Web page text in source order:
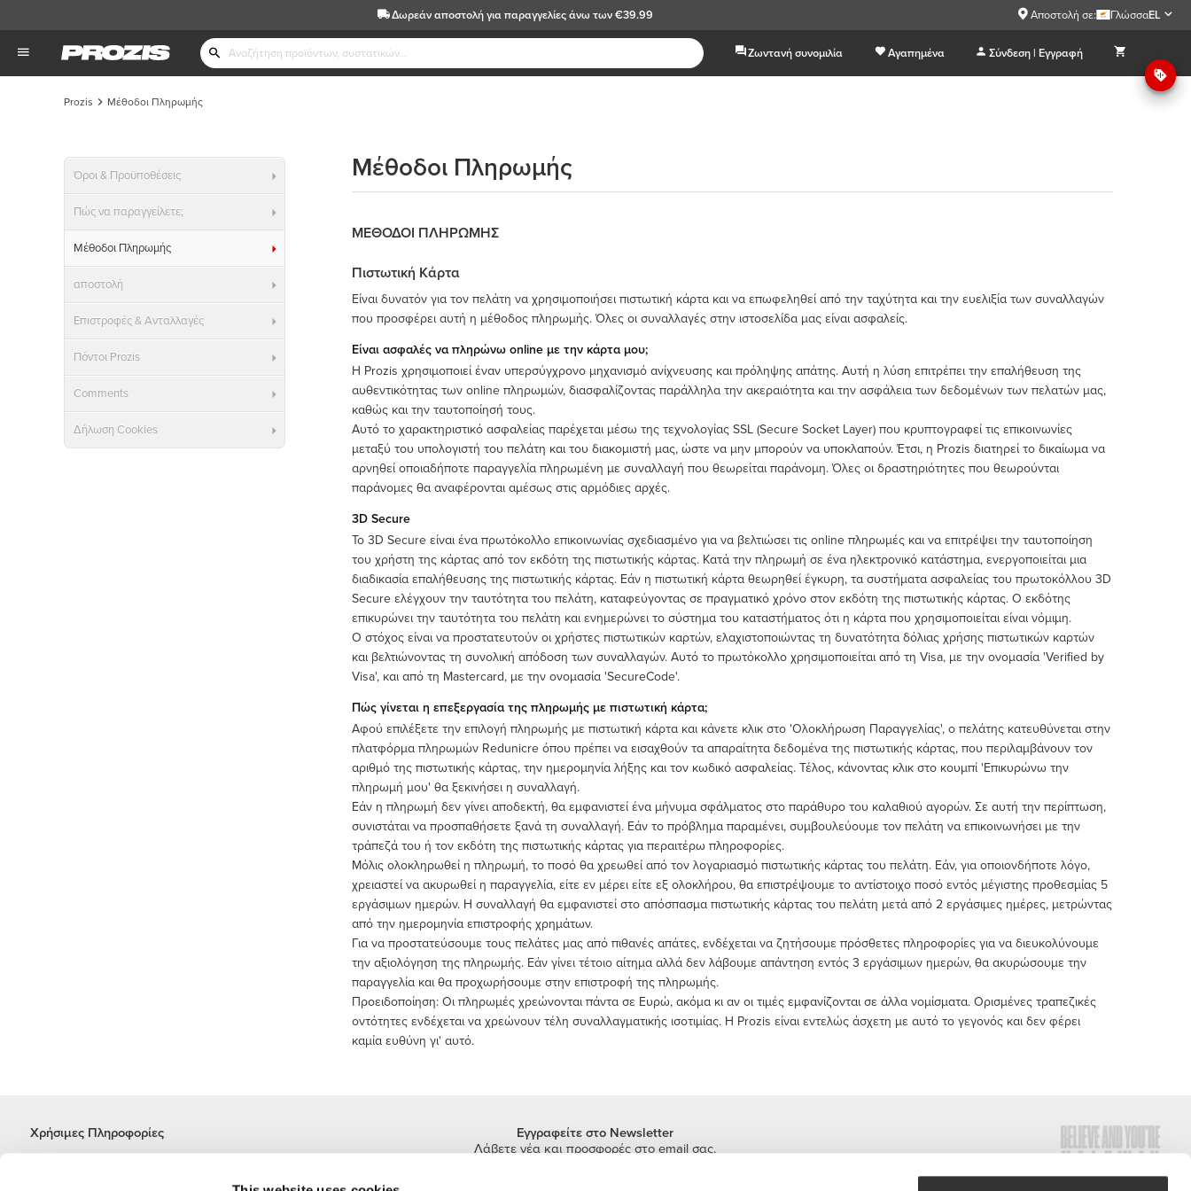
Δωρεάν αποστολήγια παραγγελίες άνω των €39.99 Αποστολή σε: ΓλώσσαEL
Ζωντανή συνομιλία Αγαπημένα Σύνδεση | Εγγραφή
Prozis Μέθοδοι Πληρωμής
Όροι & Προϋποθέσεις
Πώς να παραγγείλετε;
Μέθοδοι Πληρωμής
αποστολή
Επιστροφές & Ανταλλαγές
Πόντοι Prozis
Comments
Δήλωση Cookies
Μέθοδοι Πληρωμής
ΜΕΘΟΔΟΙ ΠΛΗΡΩΜΗΣ
Πιστωτική Κάρτα
Είναι δυνατόν για τον πελάτη να χρησιμοποιήσει πιστωτική κάρτα και να επωφεληθεί από την ταχύτητα και την ευελιξία των συναλλαγών
που προσφέρει αυτή η μέθοδος πληρωμής. Όλες οι συναλλαγές στην ιστοσελίδα μας είναι ασφαλείς.
Είναι ασφαλές να πληρώνω online με την κάρτα μου;
Η Prozis χρησιμοποιεί έναν υπερσύγχρονο μηχανισμό ανίχνευσης και πρόληψης απάτης. Αυτή η λύση επιτρέπει την επαλήθευση της
αυθεντικότητας των online πληρωμών, διασφαλίζοντας παράλληλα την ακεραιότητα και την ασφάλεια των δεδομένων των πελατών μας,
καθώς και την ταυτοποίησή τους.
Αυτό το χαρακτηριστικό ασφαλείας παρέχεται μέσω της τεχνολογίας SSL (Secure Socket Layer) που κρυπτογραφεί τις επικοινωνίες
μεταξύ του υπολογιστή του πελάτη και του διακομιστή μας, ώστε να μην μπορούν να υποκλαπούν. Έτσι, η Prozis διατηρεί το δικαίωμα να
αρνηθεί οποιαδήποτε παραγγελία πληρωμένη με συναλλαγή που θεωρείται παράνομη. Όλες οι δραστηριότητες που θεωρούνται
παράνομες θα αναφέρονται αμέσως στις αρμόδιες αρχές.
3D Secure
Το 3D Secure είναι ένα πρωτόκολλο επικοινωνίας σχεδιασμένο για να βελτιώσει τις online πληρωμές και να επιτρέψει την ταυτοποίηση
του χρήστη της κάρτας από τον εκδότη της πιστωτικής κάρτας. Κατά την πληρωμή σε ένα ηλεκτρονικό κατάστημα, ενεργοποιείται μια
διαδικασία επαλήθευσης της πιστωτικής κάρτας. Εάν η πιστωτική κάρτα θεωρηθεί έγκυρη, τα συστήματα ασφαλείας του πρωτοκόλλου 3D
Secure ελέγχουν την ταυτότητα του πελάτη, καταφεύγοντας σε πραγματικό χρόνο στον εκδότη της πιστωτικής κάρτας. Ο εκδότης
επικυρώνει την ταυτότητα του πελάτη και ενημερώνει το σύστημα του καταστήματος ότι η κάρτα που χρησιμοποιείται είναι νόμιμη.
Ο στόχος είναι να προστατευτούν οι χρήστες πιστωτικών καρτών, ελαχιστοποιώντας τη δυνατότητα δόλιας χρήσης πιστωτικών καρτών
και βελτιώνοντας τη συνολική απόδοση των συναλλαγών. Αυτό το πρωτόκολλο χρησιμοποιείται από τη Visa, με την ονομασία 'Verified by
Visa', και από τη Mastercard, με την ονομασία 'SecureCode'.
Πώς γίνεται η επεξεργασία της πληρωμής με πιστωτική κάρτα;
Αφού επιλέξετε την επιλογή πληρωμής με πιστωτική κάρτα και κάνετε κλικ στο 'Ολοκλήρωση Παραγγελίας', ο πελάτης κατευθύνεται στην
πλατφόρμα πληρωμών Redunicre όπου πρέπει να εισαχθούν τα απαραίτητα δεδομένα της πιστωτικής κάρτας, που περιλαμβάνουν τον
αριθμό της πιστωτικής κάρτας, την ημερομηνία λήξης και τον κωδικό ασφαλείας. Τέλος, κάνοντας κλικ στο κουμπί 'Επικυρώνω την
πληρωμή μου' θα ξεκινήσει η συναλλαγή.
Εάν η πληρωμή δεν γίνει αποδεκτή, θα εμφανιστεί ένα μήνυμα σφάλματος στο παράθυρο του καλαθιού αγορών. Σε αυτή την περίπτωση,
συνιστάται να προσπαθήσετε ξανά τη συναλλαγή. Εάν το πρόβλημα παραμένει, συμβουλεύουμε τον πελάτη να επικοινωνήσει με την
τράπεζά του ή τον εκδότη της πιστωτικής κάρτας για περαιτέρω πληροφορίες.
Μόλις ολοκληρωθεί η πληρωμή, το ποσό θα χρεωθεί από τον λογαριασμό πιστωτικής κάρτας του πελάτη. Εάν, για οποιονδήποτε λόγο,
χρειαστεί να ακυρωθεί η παραγγελία, είτε εν μέρει είτε εξ ολοκλήρου, θα επιστρέψουμε το αντίστοιχο ποσό εντός μέγιστης προθεσμίας 5
εργάσιμων ημερών. Η συναλλαγή θα εμφανιστεί στο απόσπασμα πιστωτικής κάρτας του πελάτη μετά από 2 εργάσιμες ημέρες, μετρώντας
από την ημερομηνία επιστροφής χρημάτων.
Για να προστατεύσουμε τους πελάτες μας από πιθανές απάτες, ενδέχεται να ζητήσουμε πρόσθετες πληροφορίες για να διευκολύνουμε
την αξιολόγηση της πληρωμής. Εάν γίνει τέτοιο αίτημα αλλά δεν λάβουμε απάντηση εντός 3 εργάσιμων ημερών, θα ακυρώσουμε την
παραγγελία και θα προχωρήσουμε στην επιστροφή της πληρωμής.
Προειδοποίηση: Οι πληρωμές χρεώνονται πάντα σε Ευρώ, ακόμα κι αν οι τιμές εμφανίζονται σε άλλα νομίσματα. Ορισμένες τραπεζικές
οντότητες ενδέχεται να χρεώνουν τέλη συναλλαγματικής ισοτιμίας. Η Prozis είναι εντελώς άσχετη με αυτό το γεγονός και δεν φέρει
καμία ευθύνη γι' αυτό.
Χρήσιμες Πληροφορίες
Εγγραφείτε στο Newsletter
Λάβετε νέα και προσφορές στο email σας.